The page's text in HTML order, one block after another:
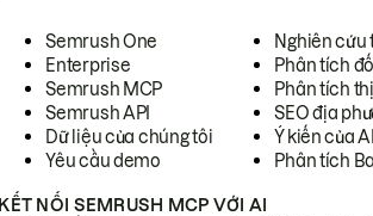
Semrush One
Enterprise
Semrush MCP
Semrush API
Dữ liệu của chúng tôi
Yêu cầu demo
Nghiên cứu
Phân tích
Phân tích
SEO địa
Ý kiến của
Phân tích
KẾT NỐI SEMRUSH MCP VỚI AI